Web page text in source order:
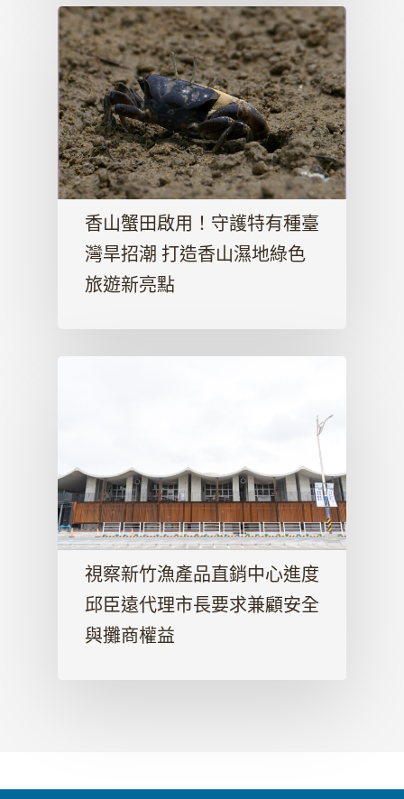
香山蟹田啟用！守護特有種臺
灣旱招潮 打造香山濕地綠色
旅遊新亮點
視察新竹漁產品直銷中心進度
邱臣遠代理市長要求兼顧安全
與攤商權益